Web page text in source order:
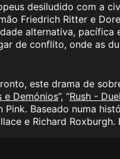
desiludido com a
Friedrich Ritter e
alternativa,
de conflito, onde as
este drama de
e Demónios”, “Rush -
Baseado numa
e Richard Roxburgh.